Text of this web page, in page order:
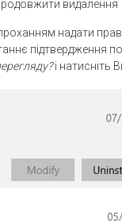
видалення
надати
підтвердження
і натисніть